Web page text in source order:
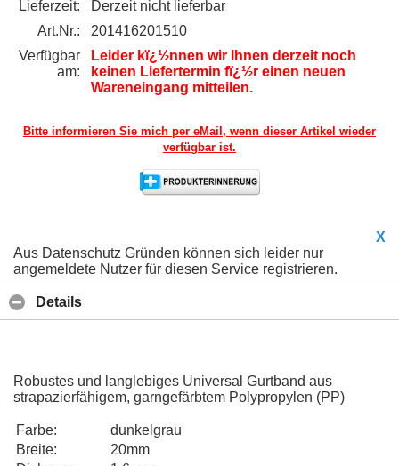
Lieferzeit:
Derzeit nicht lieferbar
Art.Nr.:
201416201510
Verfügbar
am:
Leider kï¿½nnen wir Ihnen derzeit noch
keinen Liefertermin fï¿½r einen neuen
Wareneingang mitteilen.
Bitte informieren Sie mich per eMail, wenn dieser Artikel wieder
verfügbar ist.
X
Aus Datenschutz Gründen können sich leider nur
angemeldete Nutzer für diesen Service registrieren.
Details
Robustes und langlebiges Universal Gurtband aus
strapazierfähigem, garngefärbtem Polypropylen (PP)
Farbe:
dunkelgrau
Breite:
20mm